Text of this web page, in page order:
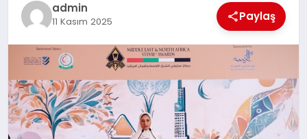
admin
11 Kasım 2025 Paylaş